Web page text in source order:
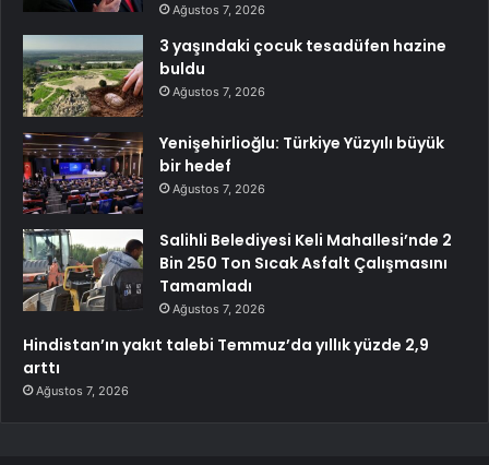
Ağustos 7, 2026
3 yaşındaki çocuk tesadüfen hazine
buldu
Ağustos 7, 2026
Yenişehirlioğlu: Türkiye Yüzyılı büyük
bir hedef
Ağustos 7, 2026
Salihli Belediyesi Keli Mahallesi’nde 2
Bin 250 Ton Sıcak Asfalt Çalışmasını
Tamamladı
Ağustos 7, 2026
Hindistan’ın yakıt talebi Temmuz’da yıllık yüzde 2,9
arttı
Ağustos 7, 2026